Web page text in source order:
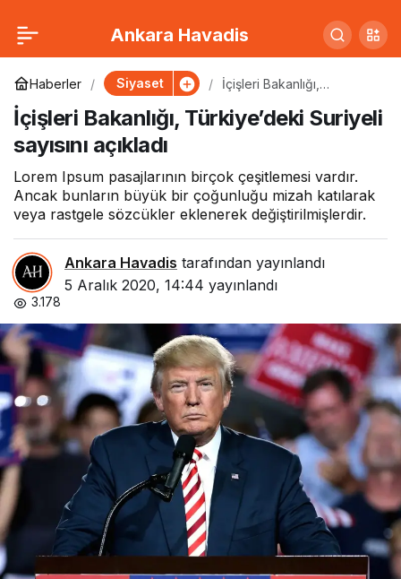
Ankara Havadis
Haberler Siyaset
İçişleri Bakanlığı,
sayısını açıkladı
İçişleri Bakanlığı, Türkiye’deki Suriyeli
sayısını açıkladı
Lorem Ipsum pasajlarının birçok çeşitlemesi vardır.
Ancak bunların büyük bir çoğunluğu mizah katılarak
veya rastgele sözcükler eklenerek değiştirilmişlerdir.
Ankara Havadis tarafından yayınlandı
5 Aralık 2020, 14:44 yayınlandı
3.178
Pompeo ve Çavuşoğlu
NATO toplantısında
gerildi!
0 Paylaş